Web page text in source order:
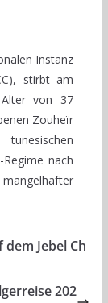
Instanz
stirbt am
von 37
Zouheïr
nach
Jebel Ch
202